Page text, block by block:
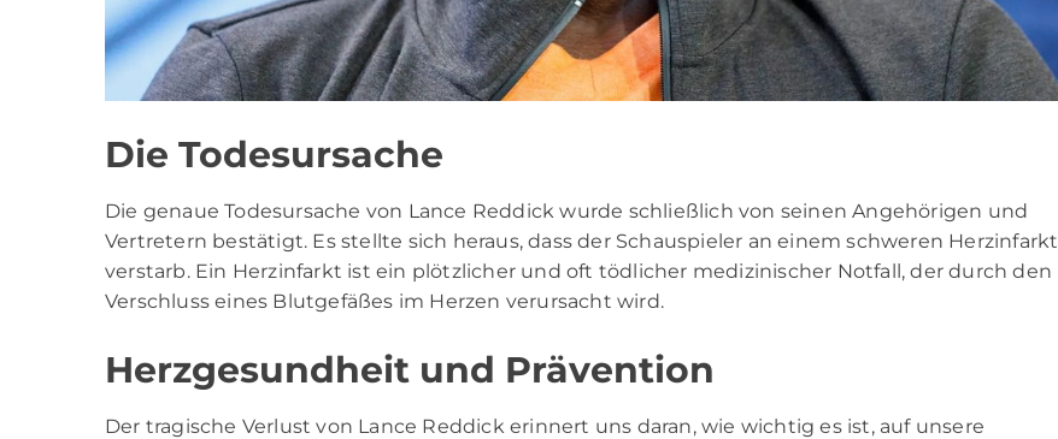
Die Todesursache
Die genaue Todesursache von Lance Reddick wurde schließlich von seinen Angehörigen und
Vertretern bestätigt. Es stellte sich heraus, dass der Schauspieler an einem schweren Herzinfarkt
verstarb. Ein Herzinfarkt ist ein plötzlicher und oft tödlicher medizinischer Notfall, der durch den
Verschluss eines Blutgefäßes im Herzen verursacht wird.
Herzgesundheit und Prävention
Der tragische Verlust von Lance Reddick erinnert uns daran, wie wichtig es ist, auf unsere